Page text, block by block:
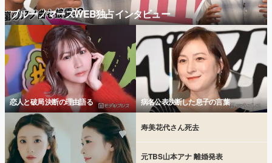
ブルーノマーズWEB独占インタビュー
恋人と破局 決断の理由語る 病名公表決断した息子の言葉
寿美花代さん死去
元TBS山本アナ 離婚発表